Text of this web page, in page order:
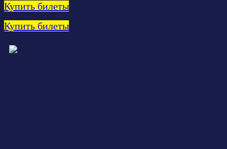
Купить билеты
Купить билеты